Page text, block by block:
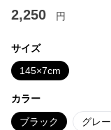
2,250 円
サイズ
145×7cm
カラー
ブラック グレー